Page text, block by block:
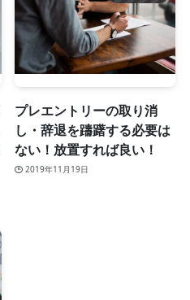
プレエントリーの取り消
し・辞退を躊躇する必要は
ない！放置すれば良い！
2019年11月19日